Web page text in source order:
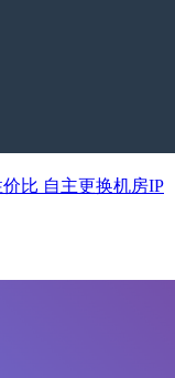
比 自主更换机房IP